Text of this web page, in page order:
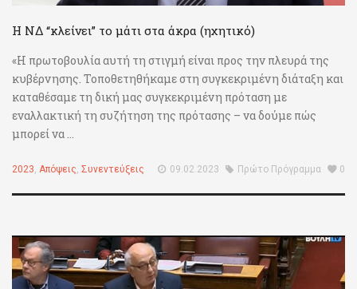
Η ΝΔ “κλείνει” το μάτι στα άκρα (ηχητικό)
«Η πρωτοβουλία αυτή τη στιγμή είναι προς την πλευρά της
κυβέρνησης. Τοποθετηθήκαμε στη συγκεκριμένη διάταξη και
καταθέσαμε τη δική μας συγκεκριμένη πρόταση με
εναλλακτική τη συζήτηση της πρότασης – να δούμε πώς
μπορεί να ...
2023, Απόψεις, Συνεντεύξεις 09.02.2023 Πρώτο Πρόγραμμα 0